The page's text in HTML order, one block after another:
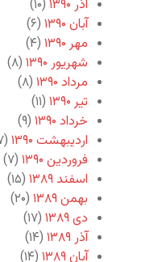
آذر ۱۳۹۰
(۱۰)
آبان ۱۳۹۰
(۶)
مهر ۱۳۹۰
(۴)
شهریور ۱۳۹۰
(۸)
مرداد ۱۳۹۰
(۸)
تیر ۱۳۹۰
(۱۱)
خرداد ۱۳۹۰
(۹)
اردیبهشت ۱۳۹۰
(۷)
فروردین ۱۳۹۰
(۷)
اسفند ۱۳۸۹
(۱۵)
بهمن ۱۳۸۹
(۲۰)
دی ۱۳۸۹
(۱۷)
آذر ۱۳۸۹
(۱۴)
آبان ۱۳۸۹
(۱۴)